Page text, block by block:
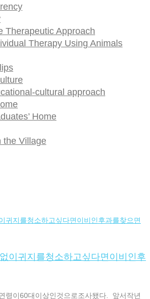
Therapeutic Approach
Therapy Using Animals
cultural approach
Home
the Village
이귀지를청소하고싶다면이비인후
령이60대이상인것으로조사됐다. 앞서작년